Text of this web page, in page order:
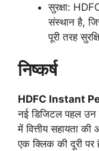
सुरक्षा:
संस्थान है,
पूरी तरह
निष्कर्ष
HDFC Instant
नई डिजिटल पहल उन
में वित्तीय सहायता
एक क्लिक की दूरी